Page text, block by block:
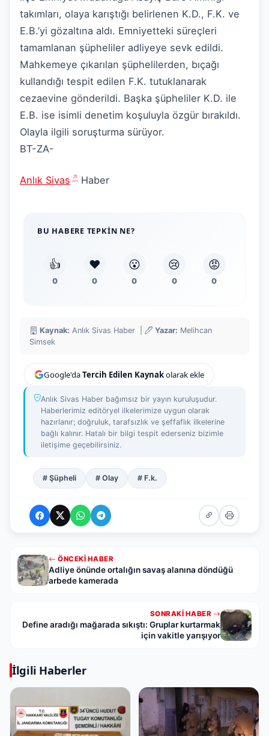
takımları, olaya karıştığı belirlenen K.D., F.K. ve
E.B.’yi gözaltına aldı. Emniyetteki süreçleri
tamamlanan şüpheliler adliyeye sevk edildi.
Mahkemeye çıkarılan şüphelilerden, bıçağı
kullandığı tespit edilen F.K. tutuklanarak
cezaevine gönderildi. Başka şüpheliler K.D. ile
E.B. ise isimli denetim koşuluyla özgür bırakıldı.
Olayla ilgili soruşturma sürüyor.
BT-ZA-
Anlık Sivas Haber
BU HABERE TEPKIN NE?
👍
0
❤️
0
😮
0
😢
0
😡
0
Kaynak: Anlık Sivas Haber | Yazar: Melihcan
Simsek
Google'daTercih Edilen Kaynakolarak ekle
Anlık Sivas Haber bağımsız bir yayın kuruluşudur.
Haberlerimiz editöryel ilkelerimize uygun olarak
hazırlanır; doğruluk, tarafsızlık ve şeffaflık ilkelerine
bağlı kalınır. Hatalı bir bilgi tespit ederseniz bizimle
iletişime geçebilirsiniz.
# Şüpheli # Olay # F.k.
ÖNCEKI HABER
Adliye önünde ortalığın savaş alanına döndüğü
arbede kamerada
SONRAKI HABER
Define aradığı mağarada sıkıştı: Gruplar kurtarmak
için vakitle yarışıyor
İlgili Haberler